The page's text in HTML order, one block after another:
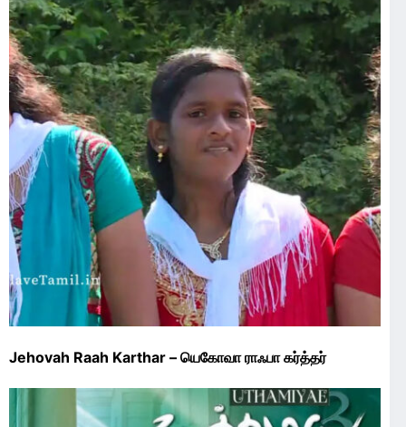
Jehovah Raah Karthar – யெகோவா ராஃபா கர்த்தர்